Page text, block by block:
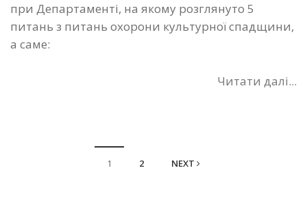
при Департаменті, на якому розглянуто 5
питань з питань охорони культурної спадщини,
а саме:
Читати далі...
1 2 NEXT